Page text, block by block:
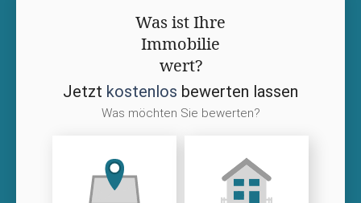
Was ist Ihre
Immobilie
wert?
Jetzt kostenlos bewerten lassen
Was möchten Sie bewerten?